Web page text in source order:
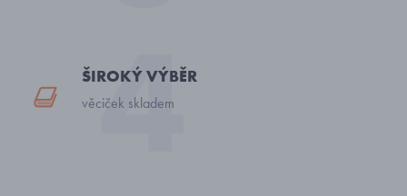
ŠIROKÝ VÝBĚR
věciček skladem